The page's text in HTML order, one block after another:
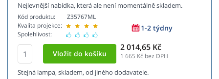
Nejlevnější nabídka, která ale není momentálně skladem.
Kód produktu:
Kvalita projekce:
Spolehlivost:
Z35767ML
1-2 týdny
2 014,65 Kč
1 665 Kč bez DPH
Stejná lampa, skladem, od jiného dodavatele.